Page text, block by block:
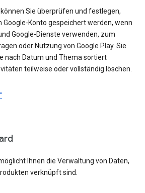
können Sie überprüfen und festlegen,
Google-Konto gespeichert werden, wenn
Google-Dienste verwenden, zum
oder Nutzung von Google Play. Sie
nach Datum und Thema sortiert
teilweise oder vollständig löschen.
Ihnen die Verwaltung von Daten,
verknüpft sind.